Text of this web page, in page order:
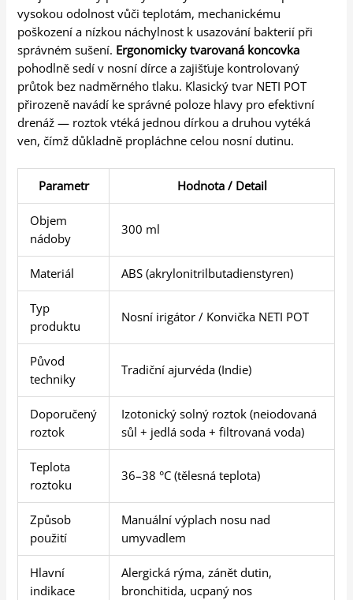
vysokou odolnost vůči teplotám, mechanickému
poškození a nízkou náchylnost k usazování bakterií při
správném sušení. Ergonomicky tvarovaná koncovka
pohodlně sedí v nosní dírce a zajišťuje kontrolovaný
průtok bez nadměrného tlaku. Klasický tvar NETI POT
přirozeně navádí ke správné poloze hlavy pro efektivní
drenáž — roztok vtéká jednou dírkou a druhou vytéká
ven, čímž důkladně propláchne celou nosní dutinu.
Parametr Hodnota / Detail
Objem
nádoby
300 ml
Materiál ABS (akrylonitrilbutadienstyren)
Typ
produktu
Nosní irigátor / Konvička NETI POT
Původ
techniky
Tradiční ajurvéda (Indie)
Doporučený
roztok
Izotonický solný roztok (neiodovaná
sůl + jedlá soda + filtrovaná voda)
Teplota
roztoku
36–38 °C (tělesná teplota)
Způsob
použití
Manuální výplach nosu nad
umyvadlem
Hlavní
indikace
Alergická rýma, zánět dutin,
bronchitida, ucpaný nos